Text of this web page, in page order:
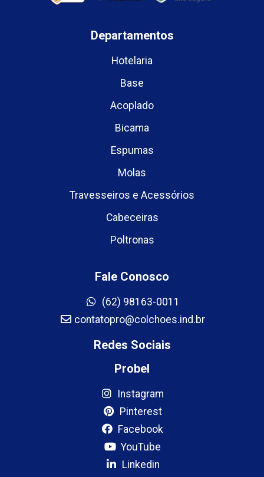
Departamentos
Hotelaria
Base
Acoplado
Bicama
Espumas
Molas
Travesseiros e Acessórios
Cabeceiras
Poltronas
Fale Conosco
(62) 98163-0011
contatopro@colchoes.ind.br
Redes Sociais
Probel
Instagram
Pinterest
Facebook
YouTube
Linkedin